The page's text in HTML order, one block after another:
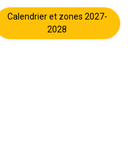
Calendrier et zones 2027-
2028